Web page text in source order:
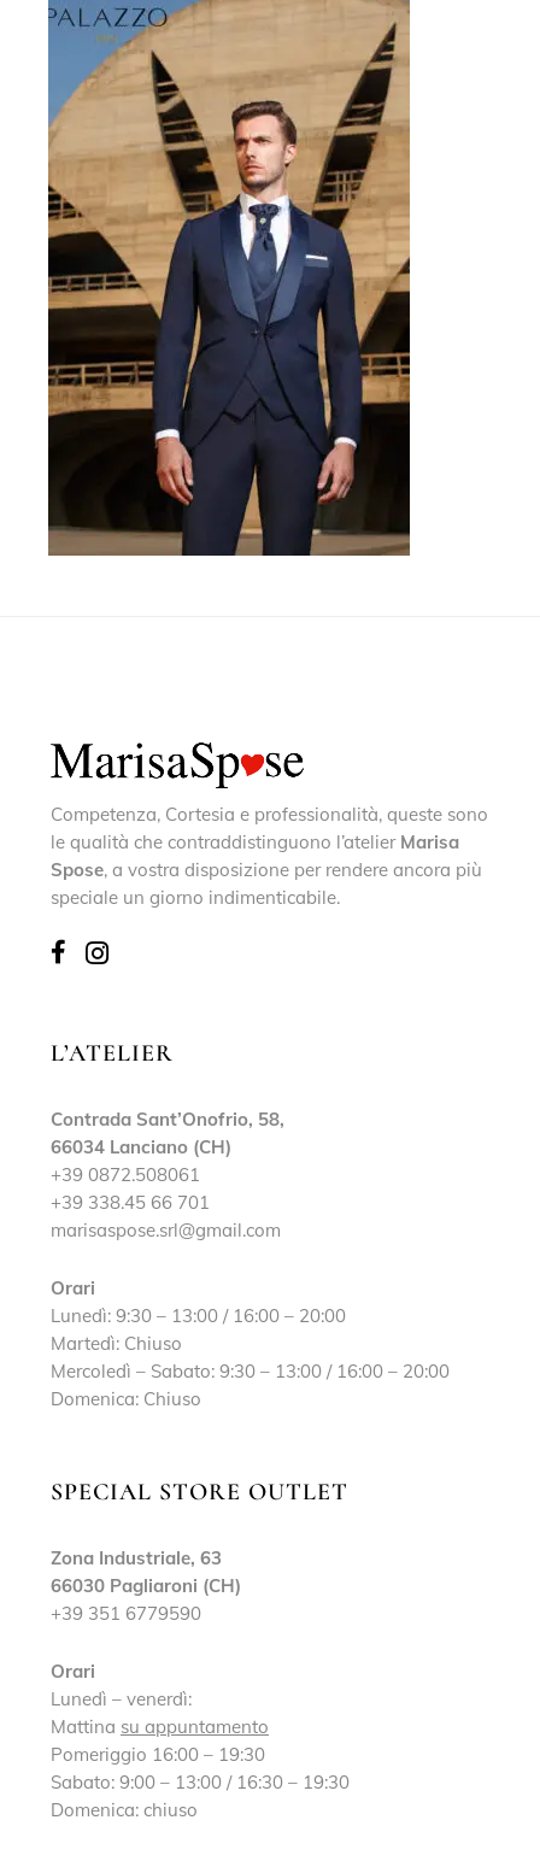
Competenza, Cortesia e professionalità, queste sono
le qualità che contraddistinguono l’atelier Marisa
Spose, a vostra disposizione per rendere ancora più
speciale un giorno indimenticabile.
L’ATELIER
Contrada Sant’Onofrio, 58,
66034 Lanciano (CH)
+39 0872.508061
+39 338.45 66 701
marisaspose.srl@gmail.com
Orari
Lunedì: 9:30 – 13:00 / 16:00 – 20:00
Martedì: Chiuso
Mercoledì – Sabato: 9:30 – 13:00 / 16:00 – 20:00
Domenica: Chiuso
SPECIAL STORE OUTLET
Zona Industriale, 63
66030 Pagliaroni (CH)
+39 351 6779590
Orari
Lunedì – venerdì:
Mattina su appuntamento
Pomeriggio 16:00 – 19:30
Sabato: 9:00 – 13:00 / 16:30 – 19:30
Domenica: chiuso